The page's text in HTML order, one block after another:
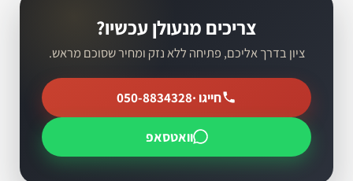
צריכים מנעולן עכשיו?
ציון בדרך אליכם, פתיחה ללא נזק ומחיר שסוכם מראש.
חייגו ·050-8834328
וואטסאפ